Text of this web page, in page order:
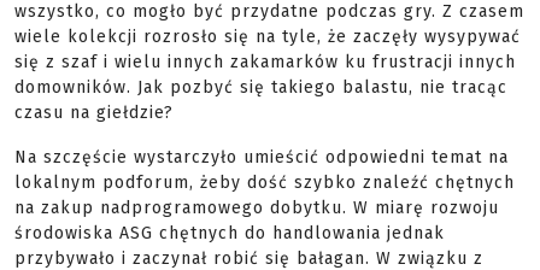
wszystko, co mogło być przydatne podczas gry. Z czasem
wiele kolekcji rozrosło się na tyle, że zaczęły wysypywać
się z szaf i wielu innych zakamarków ku frustracji innych
domowników. Jak pozbyć się takiego balastu, nie tracąc
czasu na giełdzie?
Na szczęście wystarczyło umieścić odpowiedni temat na
lokalnym podforum, żeby dość szybko znaleźć chętnych
na zakup nadprogramowego dobytku. W miarę rozwoju
środowiska ASG chętnych do handlowania jednak
przybywało i zaczynał robić się bałagan. W związku z